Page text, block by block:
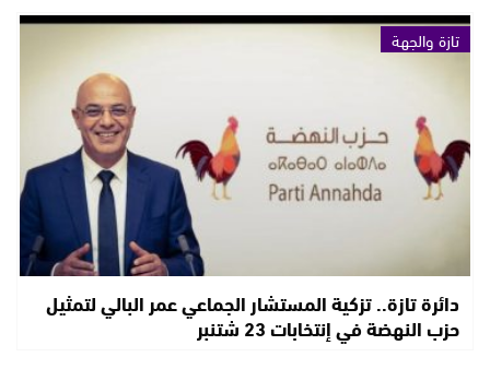
تازة والجهة
دائرة تازة.. تزكية المستشار الجماعي عمر البالي لتمثيل
حزب النهضة في إنتخابات 23 شتنبر